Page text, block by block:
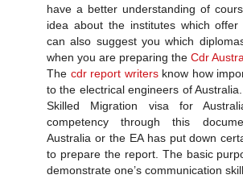
have a better understanding of
idea about the institutes which
can also suggest you which
when you are preparing the Cdr
The cdr report writersknow how
to the electrical engineers of
Skilled Migration visa for
competency through this
Australia or the EA has put down
to prepare the report. The basic
demonstrate one’s communication